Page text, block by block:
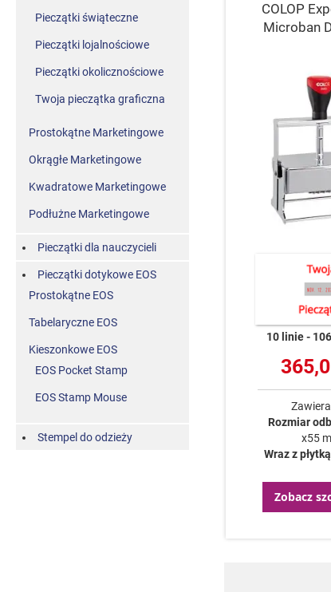
COLOP
Microban
10 linie
Rozmiar
x55
Wraz z
Zobacz
Pieczątki świąteczne
Pieczątki lojalnościowe
Pieczątki okolicznościowe
Twoja pieczątka graficzna
Prostokątne Marketingowe
Okrągłe Marketingowe
Kwadratowe Marketingowe
Podłużne Marketingowe
Pieczątki dla nauczycieli
Pieczątki dotykowe EOS
Prostokątne EOS
Tabelaryczne EOS
Kieszonkowe EOS
EOS Pocket Stamp
EOS Stamp Mouse
Stempel do odzieży